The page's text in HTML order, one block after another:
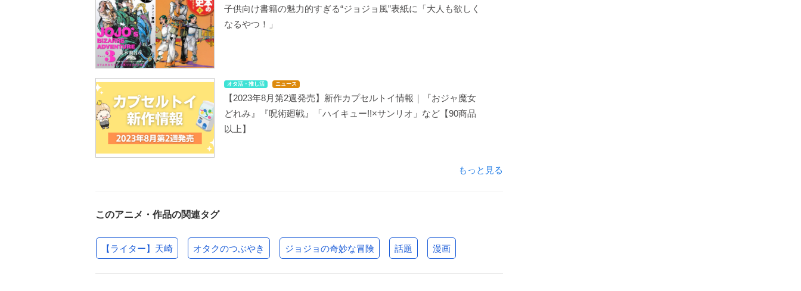
子供向け書籍の魅力的すぎる“ジョジョ風”表紙に「大人も欲しく
なるやつ！」
オタ活・推し活 ニュース
【2023年8月第2週発売】新作カプセルトイ情報｜『おジャ魔女
どれみ』『呪術廻戦』「ハイキュー!!×サンリオ」など【90商品
以上】
もっと見る
このアニメ・作品の関連タグ
【ライター】天崎 オタクのつぶやき ジョジョの奇妙な冒険 話題 漫画